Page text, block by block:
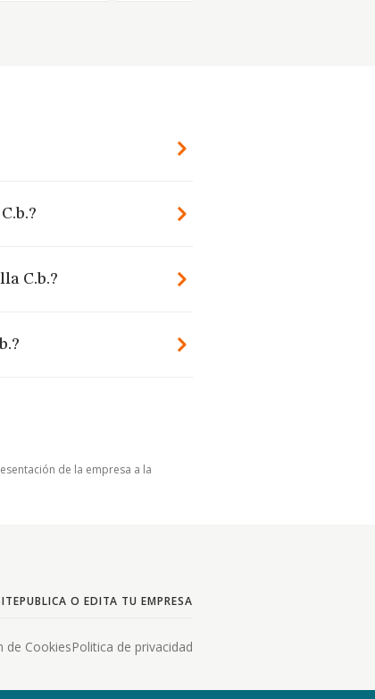
C.b.?
de la empresa a la
PUBLICA O EDITA TU EMPRESA
de CookiesPolitica de privacidad